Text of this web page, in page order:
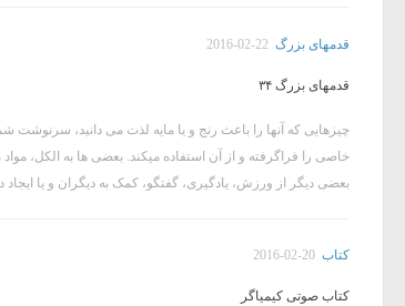
قدمهای بزرگ 2016-02-22
قدمهای بزرگ ۳۴
چیزهایی که آنها را باعث رنج و یا مایه لذت می دانید،
خاصی را فراگرفته و از آن استفاده میکند. بعضی ها به الکل، مواد
بعضی دیگر از ورزش، یادگیری، گفتگو، کمک به دیگران و یا ایجاد
کتاب 2016-02-20
کتاب صوتی کیمیاگر